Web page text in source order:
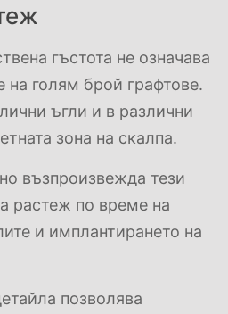
гъстота не означава
на голям брой графтове.
ъгли и в различни
зона на скалпа.
възпроизвежда тези
растеж по време на
и имплантирането на
позволява